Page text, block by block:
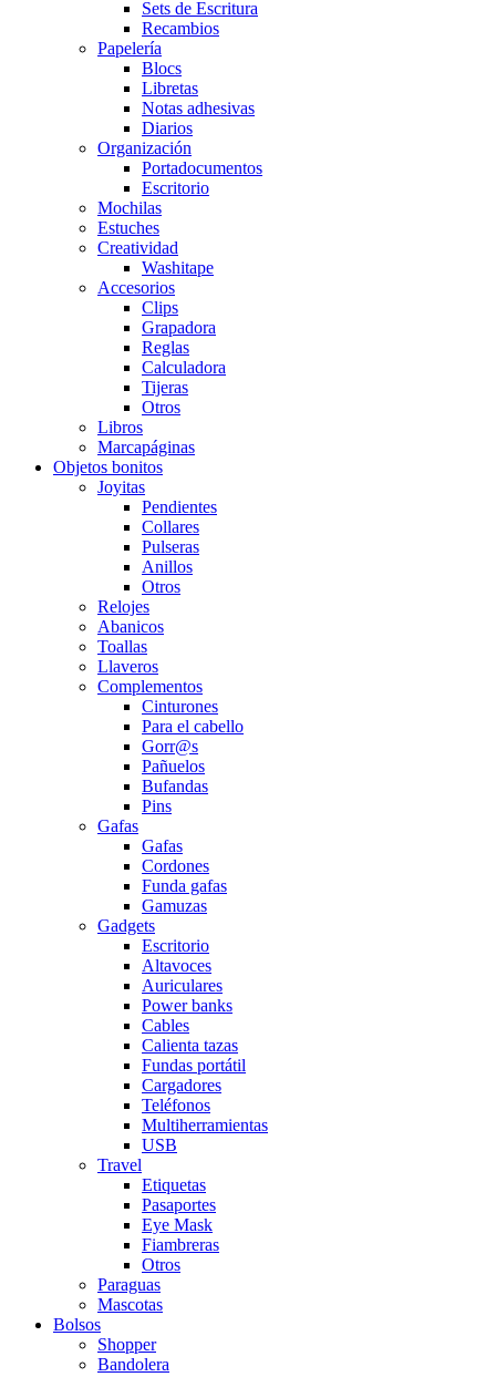
Sets de Escritura
Recambios
Papelería
Blocs
Libretas
Notas adhesivas
Diarios
Organización
Portadocumentos
Escritorio
Mochilas
Estuches
Creatividad
Washitape
Accesorios
Clips
Grapadora
Reglas
Calculadora
Tijeras
Otros
Libros
Marcapáginas
Objetos bonitos
Joyitas
Pendientes
Collares
Pulseras
Anillos
Otros
Relojes
Abanicos
Toallas
Llaveros
Complementos
Cinturones
Para el cabello
Gorr@s
Pañuelos
Bufandas
Pins
Gafas
Gafas
Cordones
Funda gafas
Gamuzas
Gadgets
Escritorio
Altavoces
Auriculares
Power banks
Cables
Calienta tazas
Fundas portátil
Cargadores
Teléfonos
Multiherramientas
USB
Travel
Etiquetas
Pasaportes
Eye Mask
Fiambreras
Otros
Paraguas
Mascotas
Bolsos
Shopper
Bandolera